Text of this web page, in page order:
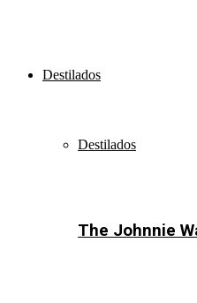
Destilados
Destilados
The Johnnie